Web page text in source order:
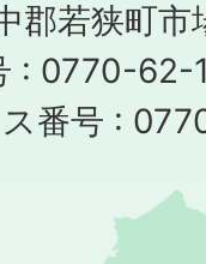
郡若狭町
: 0770-62-
番号 :